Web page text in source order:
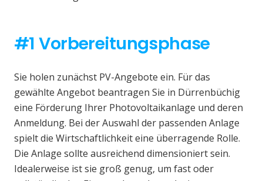
#1 Vorbereitungsphase
Sie holen zunächst PV-Angebote ein. Für das
gewählte Angebot beantragen Sie in Dürrenbüchig
eine Förderung Ihrer Photovoltaikanlage und deren
Anmeldung. Bei der Auswahl der passenden Anlage
spielt die Wirtschaftlichkeit eine überragende Rolle.
Die Anlage sollte ausreichend dimensioniert sein.
Idealerweise ist sie groß genug, um fast oder